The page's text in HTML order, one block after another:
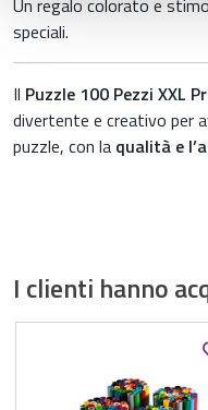
raccolto dal suo
Un regalo colorato e
speciali.
Il Puzzle 100 Pezzi XXL
divertente e creativo per
puzzle, con la qualità e
I clienti hanno